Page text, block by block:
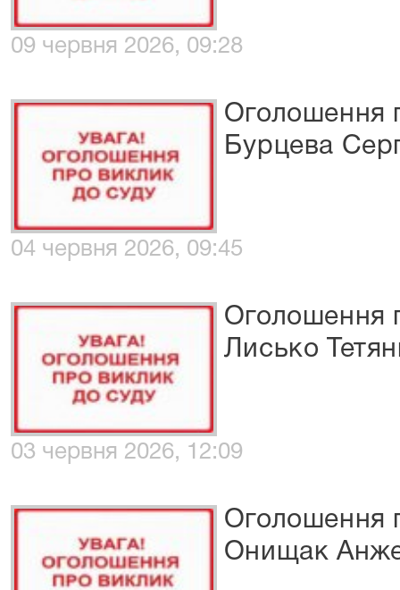
09 червня 2026, 09:28
Оголошення
Бурцева
04 червня 2026, 09:45
Оголошення
Лисько
03 червня 2026, 12:09
Оголошення
Онищак